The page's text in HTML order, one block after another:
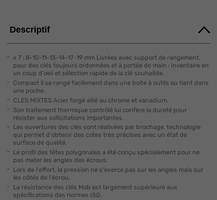
Descriptif
x 7 : 8-10-11-13-14-17-19 mm Livrées avec support de rangement,
pour des clés toujours ordonnées et à portée de main : inventaire en
un coup d'oeil et sélection rapide de la clé souhaitée.
Compact il se range facilement dans une boite à outils ou tient dans
une poche.
CLES MIXTES Acier forgé allié au chrome et vanadium.
Son traitement thermique contrôlé lui confère la dureté pour
résister aux sollicitations importantes.
Les ouvertures des clés sont réalisées par brochage, technologie
qui permet d'obtenir des cotes très précises avec un état de
surface de qualité.
Le profil des têtes polygonales a été conçu spécialement pour ne
pas mater les angles des écrous.
Lors de l'effort, la pression ne s'exerce pas sur les angles mais sur
les côtés de l'écrou.
La résistance des clés Mob est largement supérieure aux
spécifications des normes ISO.